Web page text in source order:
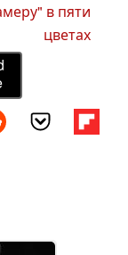
в пяти
цветах